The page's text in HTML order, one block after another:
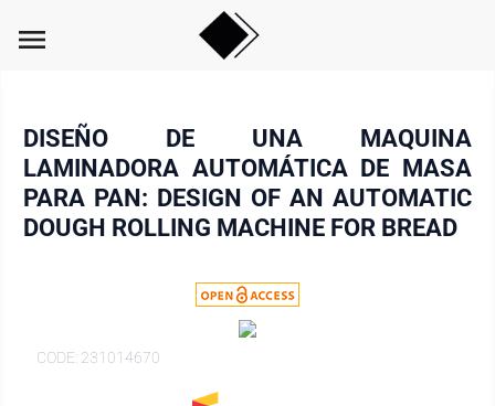
menu
DISEÑO DE UNA MAQUINA
LAMINADORA AUTOMÁTICA DE MASA
PARA PAN: DESIGN OF AN AUTOMATIC
DOUGH ROLLING MACHINE FOR BREAD
CODE: 231014670